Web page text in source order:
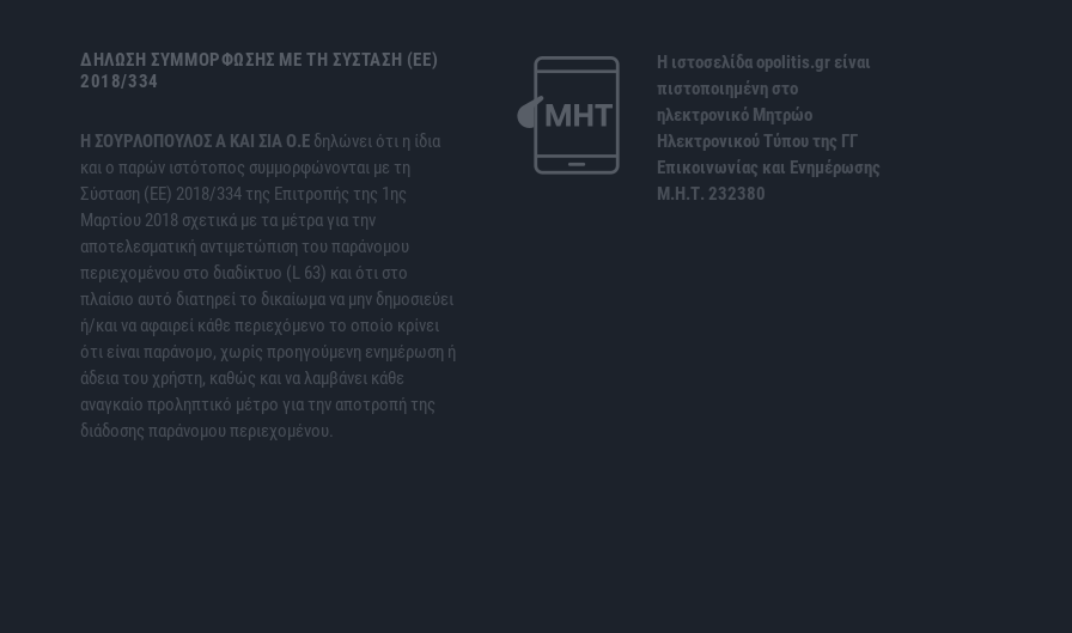
ΔΉΛΩΣΗ ΣΥΜΜΌΡΦΩΣΗΣ ΜΕ ΤΗ ΣΎΣΤΑΣΗ (ΕΕ)
2018/334
H ΣΟΥΡΛΟΠΟΥΛΟΣ Α ΚΑΙ ΣΙΑ Ο.Ε δηλώνει ότι η ίδια
και ο παρών ιστότοπος συμμορφώνονται με τη
Σύσταση (ΕΕ) 2018/334 της Επιτροπής της 1ης
Μαρτίου 2018 σχετικά με τα μέτρα για την
αποτελεσματική αντιμετώπιση του παράνομου
περιεχομένου στο διαδίκτυο (L 63) και ότι στο
πλαίσιο αυτό διατηρεί το δικαίωμα να μην δημοσιεύει
ή/και να αφαιρεί κάθε περιεχόμενο το οποίο κρίνει
ότι είναι παράνομο, χωρίς προηγούμενη ενημέρωση ή
άδεια του χρήστη, καθώς και να λαμβάνει κάθε
αναγκαίο προληπτικό μέτρο για την αποτροπή της
διάδοσης παράνομου περιεχομένου.
Η ιστοσελίδα opolitis.gr είναι
πιστοποιημένη στο
ηλεκτρονικό Μητρώο
Ηλεκτρονικού Τύπου της ΓΓ
Επικοινωνίας και Ενημέρωσης
Μ.Η.Τ. 232380